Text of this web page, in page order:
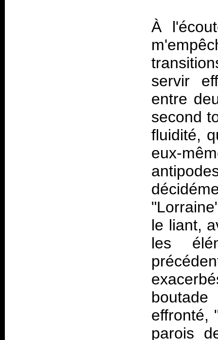
À
servir
entre
second
fluidité,
eux-
le liant,
les
effronté,
parois